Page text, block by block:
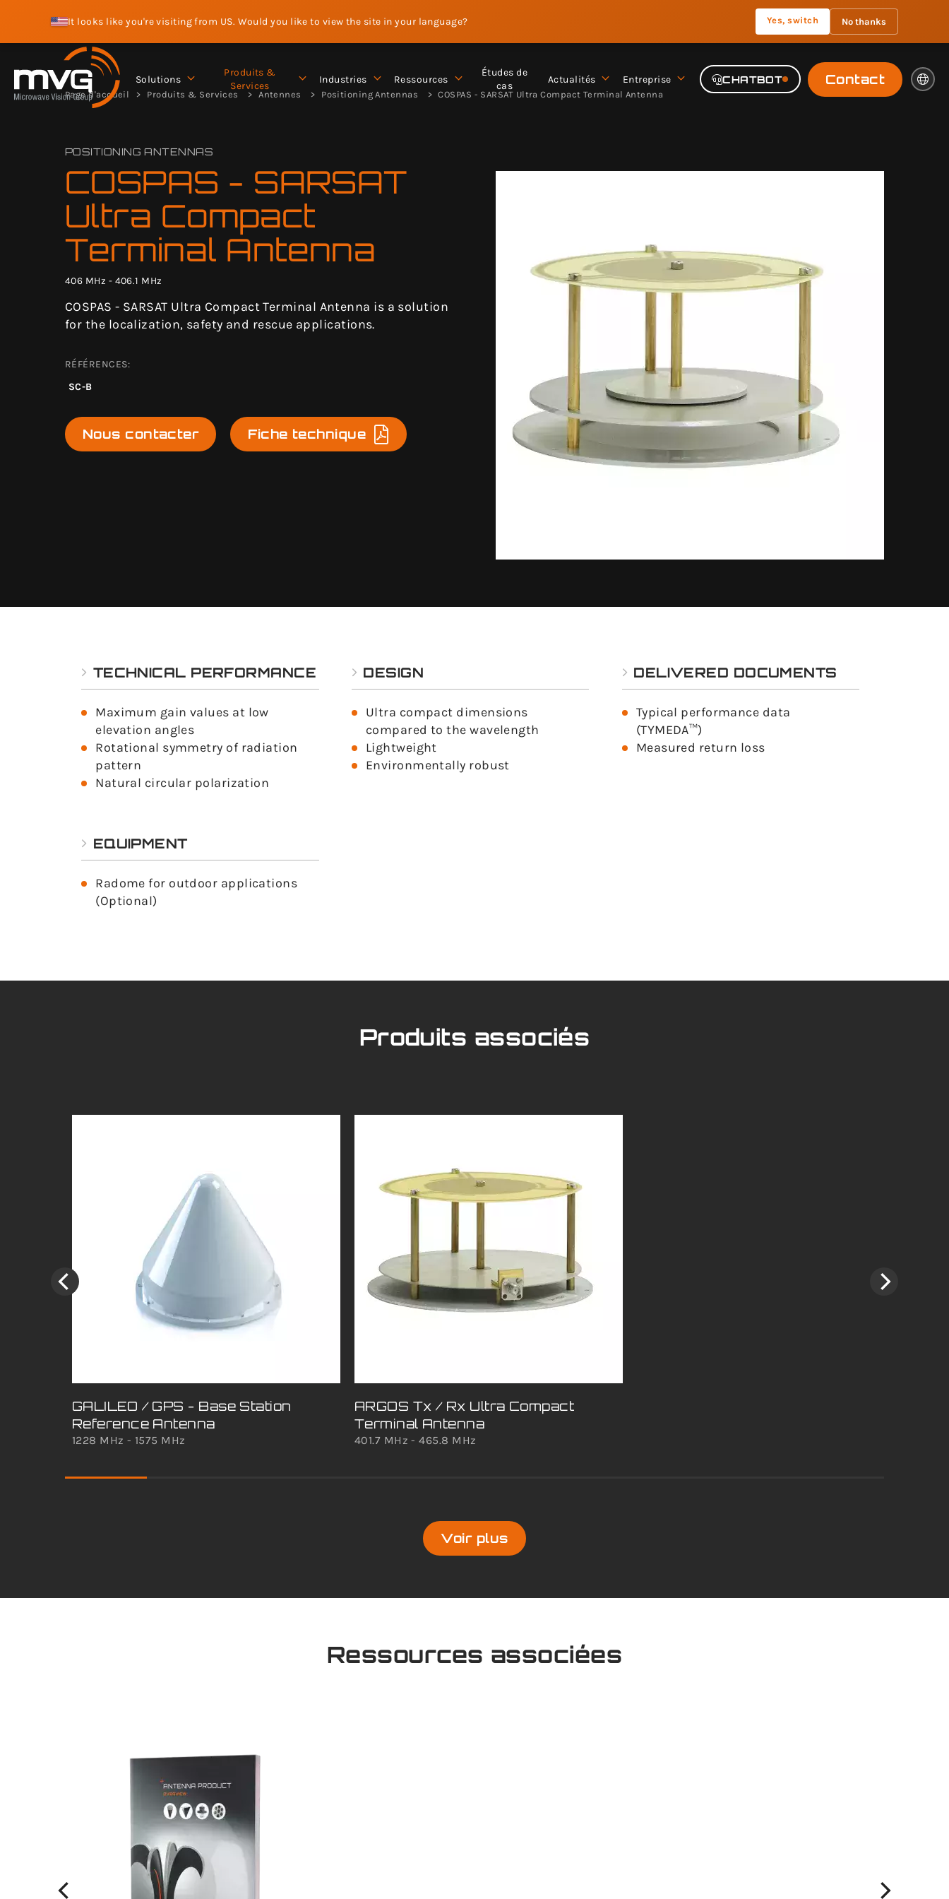
It looks like you're visiting from US. Would you like to view the site in your language? Yes, switch No thanks
Solutions
Produits &
Services
Industries Ressources
Études de
cas
Actualités Entreprise CHATBOT Contact
Page d'accueil Produits & Services Antennes Positioning Antennas COSPAS - SARSAT Ultra Compact Terminal Antenna
POSITIONING ANTENNAS
COSPAS - SARSAT
Ultra Compact
Terminal Antenna
406 MHz - 406.1 MHz
COSPAS - SARSAT Ultra Compact Terminal Antenna is a solution
for the localization, safety and rescue applications.
RÉFÉRENCES:
SC-B
Nous contacter Fiche technique
TECHNICAL PERFORMANCE
Maximum gain values at low
elevation angles
Rotational symmetry of radiation
pattern
Natural circular polarization
DESIGN
Ultra compact dimensions
compared to the wavelength
Lightweight
Environmentally robust
DELIVERED DOCUMENTS
Typical performance data
(TYMEDA™)
Measured return loss
EQUIPMENT
Radome for outdoor applications
(Optional)
Produits associés
GALILEO / GPS - Base Station
Reference Antenna
1228 MHz - 1575 MHz
ARGOS Tx / Rx Ultra Compact
Terminal Antenna
401.7 MHz - 465.8 MHz
Voir plus
Ressources associées